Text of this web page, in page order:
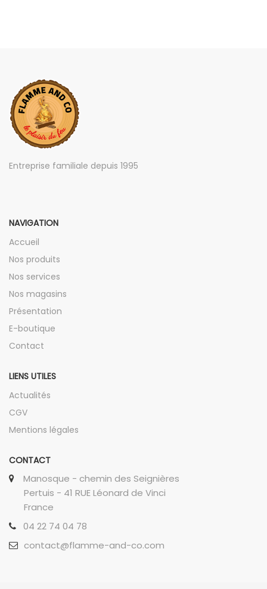
Entreprise familiale depuis 1995
NAVIGATION
Accueil
Nos produits
Nos services
Nos magasins
Présentation
E-boutique
Contact
LIENS UTILES
Actualités
CGV
Mentions légales
CONTACT
Manosque - chemin des Seignières
Pertuis - 41 RUE Léonard de Vinci
France
04 22 74 04 78
contact@flamme-and-co.com